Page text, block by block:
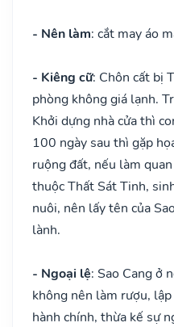
- Nên làm: cắt may áo
- Kiêng cữ: Chôn cất bị
phòng không giá lạnh.
Khởi dựng nhà cửa thì
100 ngày sau thì gặp
ruộng đất, nếu làm
thuộc Thất Sát Tinh,
nuôi, nên lấy tên của
lành.
- Ngoại lệ: Sao Cang ở
không nên làm rượu,
hành chính, thừa kế sự